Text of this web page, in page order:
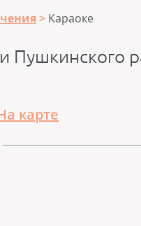
Караоке
Пушкинского
карте